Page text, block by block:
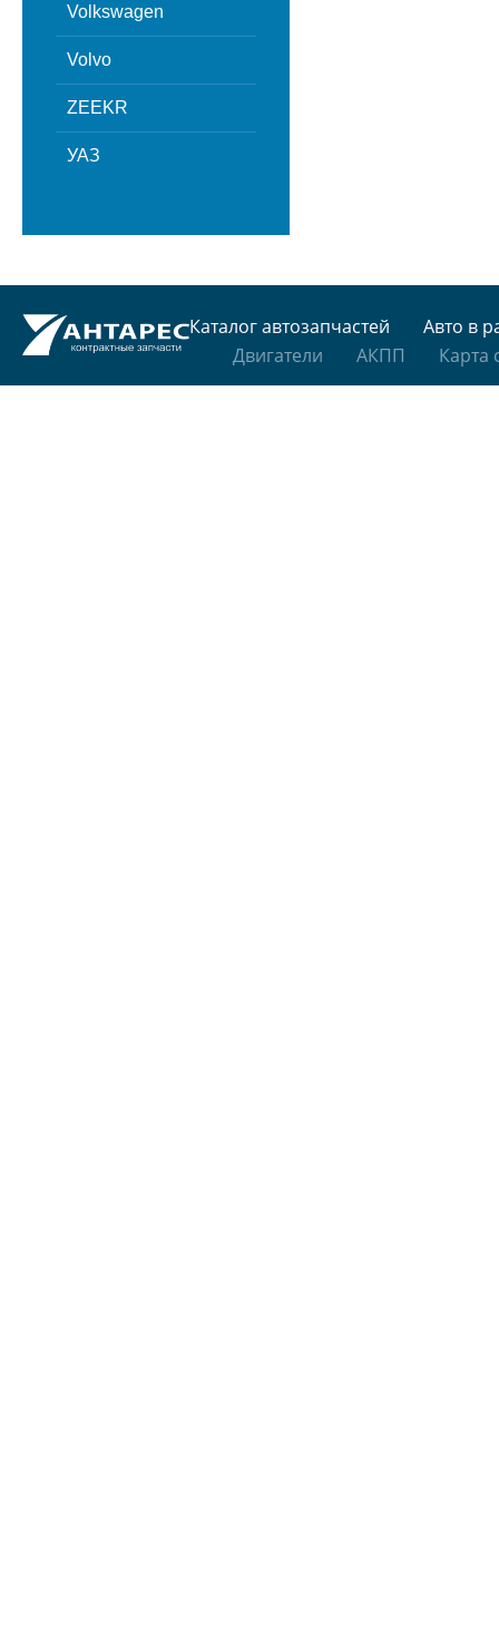
Volkswagen
Volvo
ZEEKR
УАЗ
Каталог автозапчастей
Авто в
Двигатели
АКПП Карта